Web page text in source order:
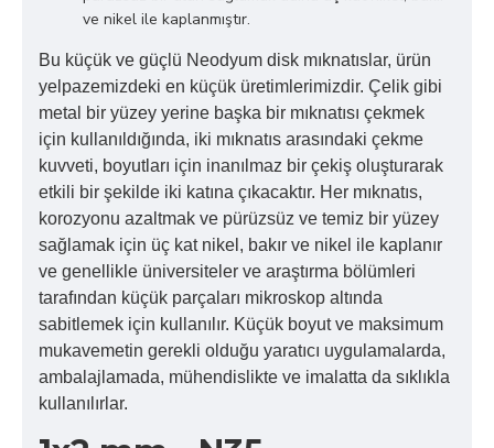
ve nikel ile kaplanmıştır.
Bu küçük ve güçlü Neodyum disk mıknatıslar, ürün
yelpazemizdeki en küçük üretimlerimizdir. Çelik gibi
metal bir yüzey yerine başka bir mıknatısı çekmek
için kullanıldığında, iki mıknatıs arasındaki çekme
kuvveti, boyutları için inanılmaz bir çekiş oluşturarak
etkili bir şekilde iki katına çıkacaktır. Her mıknatıs,
korozyonu azaltmak ve pürüzsüz ve temiz bir yüzey
sağlamak için üç kat nikel, bakır ve nikel ile kaplanır
ve genellikle üniversiteler ve araştırma bölümleri
tarafından küçük parçaları mikroskop altında
sabitlemek için kullanılır. Küçük boyut ve maksimum
mukavemetin gerekli olduğu yaratıcı uygulamalarda,
ambalajlamada, mühendislikte ve imalatta da sıklıkla
kullanılırlar.